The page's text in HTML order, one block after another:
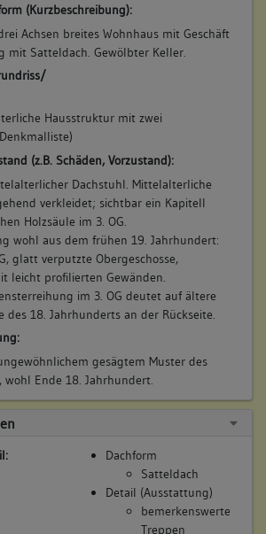
(Kurzbeschreibung):
Achsen breites Wohnhaus mit Geschäft
mit Satteldach. Gewölbter Keller.
Hausstruktur mit zwei
(z.B. Schäden, Vorzustand):
Dachstuhl. Mittelalterliche
verkleidet; sichtbar ein Kapitell
Holzsäule im 3. OG.
wohl aus dem frühen 19. Jahrhundert:
glatt verputzte Obergeschosse,
leicht profilierten Gewänden.
im 3. OG deutet auf ältere
des 18. Jahrhunderts an der Rückseite.
gesägtem Muster des
wohl Ende 18. Jahrhundert.
Dachform
Satteldach
Detail (Ausstattung)
bemerkenswerte
Treppen